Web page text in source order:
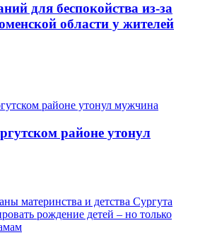
для беспокойства из-за
области у жителей
районе утонул